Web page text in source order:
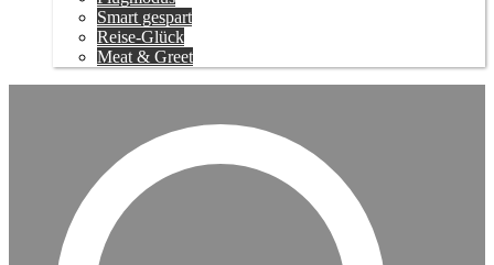
Smart gespart
Reise-Glück
Meat & Greet